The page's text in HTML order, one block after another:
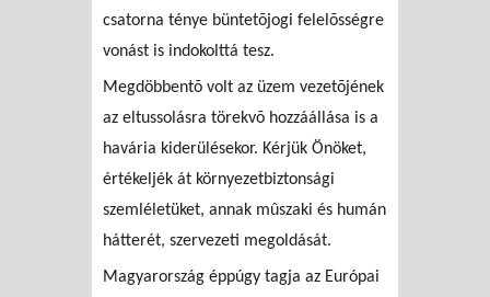
csatorna ténye büntetõjogi felelõsségre
vonást is indokolttá tesz.
Megdöbbentõ volt az üzem vezetõjének
az eltussolásra törekvõ hozzáállása is a
havária kiderülésekor. Kérjük Önöket,
értékeljék át környezetbiztonsági
szemléletüket, annak mûszaki és humán
hátterét, szervezeti megoldását.
Magyarország éppúgy tagja az Európai